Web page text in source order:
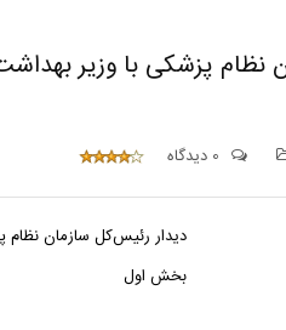
نظام پزشکی با وزیر
0 دیدگاه
دیدار رئیس‌کل سازمان
بخش اول